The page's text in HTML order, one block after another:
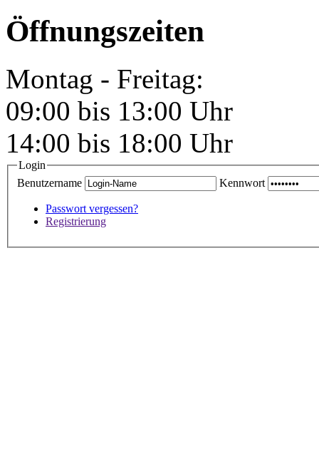
Öffnungszeiten
Montag - Freitag:
09:00 bis 13:00 Uhr
14:00 bis 18:00 Uhr
Login
Benutzername
Kennwort
Passwort vergessen?
Registrierung